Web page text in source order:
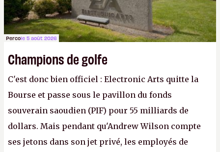
Percole 5 août 2026
Champions de golfe
C'est donc bien officiel : Electronic Arts quitte la
Bourse et passe sous le pavillon du fonds
souverain saoudien (PIF) pour 55 milliards de
dollars. Mais pendant qu'Andrew Wilson compte
ses jetons dans son jet privé, les employés de